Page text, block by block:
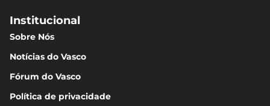
Institucional
Sobre Nós
Notícias do Vasco
Fórum do Vasco
Política de privacidade